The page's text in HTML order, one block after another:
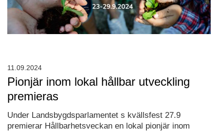
Pionjär inom lokal hållbar utveckling
premieras
Under Landsbygdsparlamentet s kvällsfest 27.9
premierar Hållbarhetsveckan en lokal pionjär inom
11.09.2024